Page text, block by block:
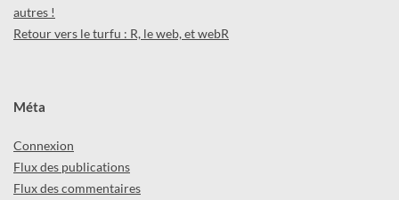
autres !
Retour vers le turfu : R, le web, et webR
Méta
Connexion
Flux des publications
Flux des commentaires